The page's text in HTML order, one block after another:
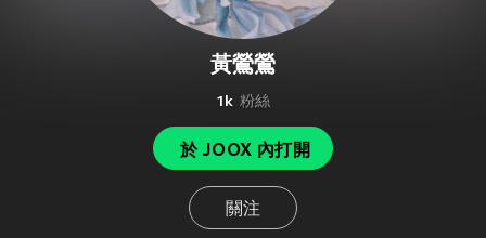
黃鶯鶯
1k 粉絲
於 JOOX 內打開
關注